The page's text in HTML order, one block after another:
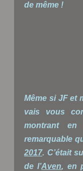
de même !
Même si JF et
vais vous
montrant
remarquable
2017. C’était
de l’Aven, en